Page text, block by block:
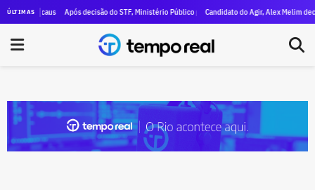
ÚLTIMASda causa animal declara R$ 47 milhões em patrimônio
Após decisão do STF, Ministério Público pede execução da condenação e da
Candidato do Agir, Alex Melim